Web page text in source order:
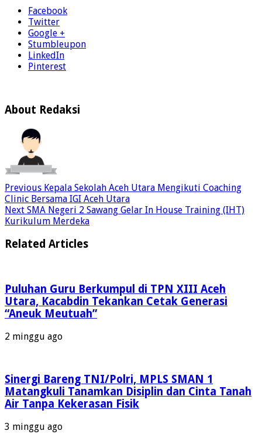
Facebook
Twitter
Google +
Stumbleupon
LinkedIn
Pinterest
About Redaksi
Previous Kepala Sekolah Aceh Utara Mengikuti Coaching
Clinic Bersama IGI Aceh Utara
Next SMA Negeri 2 Sawang Gelar In House Training (IHT)
Kurikulum Merdeka
Related Articles
Puluhan Guru Berkumpul di TPN XIII Aceh
Utara, Kacabdin Tekankan Cetak Generasi
“Aneuk Meutuah”
2 minggu ago
Sinergi Bareng TNI/Polri, MPLS SMAN 1
Matangkuli Tanamkan Disiplin dan Cinta Tanah
Air Tanpa Kekerasan Fisik
3 minggu ago